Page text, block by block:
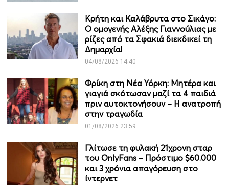
Κρήτη και Καλάβρυτα στο Σικάγο:
Ο ομογενής Αλέξης Γιαννούλιας με
ρίζες από τα Σφακιά διεκδικεί τη
Δημαρχία!
04/08/2026 14:40
Φρίκη στη Νέα Υόρκη: Μητέρα και
γιαγιά σκότωσαν μαζί τα 4 παιδιά
πριν αυτοκτονήσουν – Η ανατροπή
στην τραγωδία
01/08/2026 23:59
Γλίτωσε τη φυλακή 21χρονη σταρ
του OnlyFans – Πρόστιμο $60.000
και 3 χρόνια απαγόρευση στο
ίντερνετ